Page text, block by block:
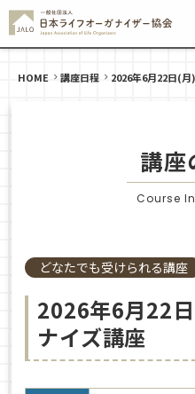
HOME 講座日程 2026年6月22日(
講座
Course
どなたでも受けられる講座
2026年6月22
ナイズ講座